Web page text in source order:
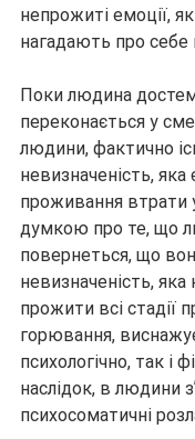
непрожиті емоції,
нагадають про
Поки людина
переконається у
людини, фактично
невизначеність,
проживання втрати
думкою про те, що
повернеться, що
невизначеність,
прожити всі стадії
горювання,
психологічно, так і
наслідок, в людини
психосоматичні